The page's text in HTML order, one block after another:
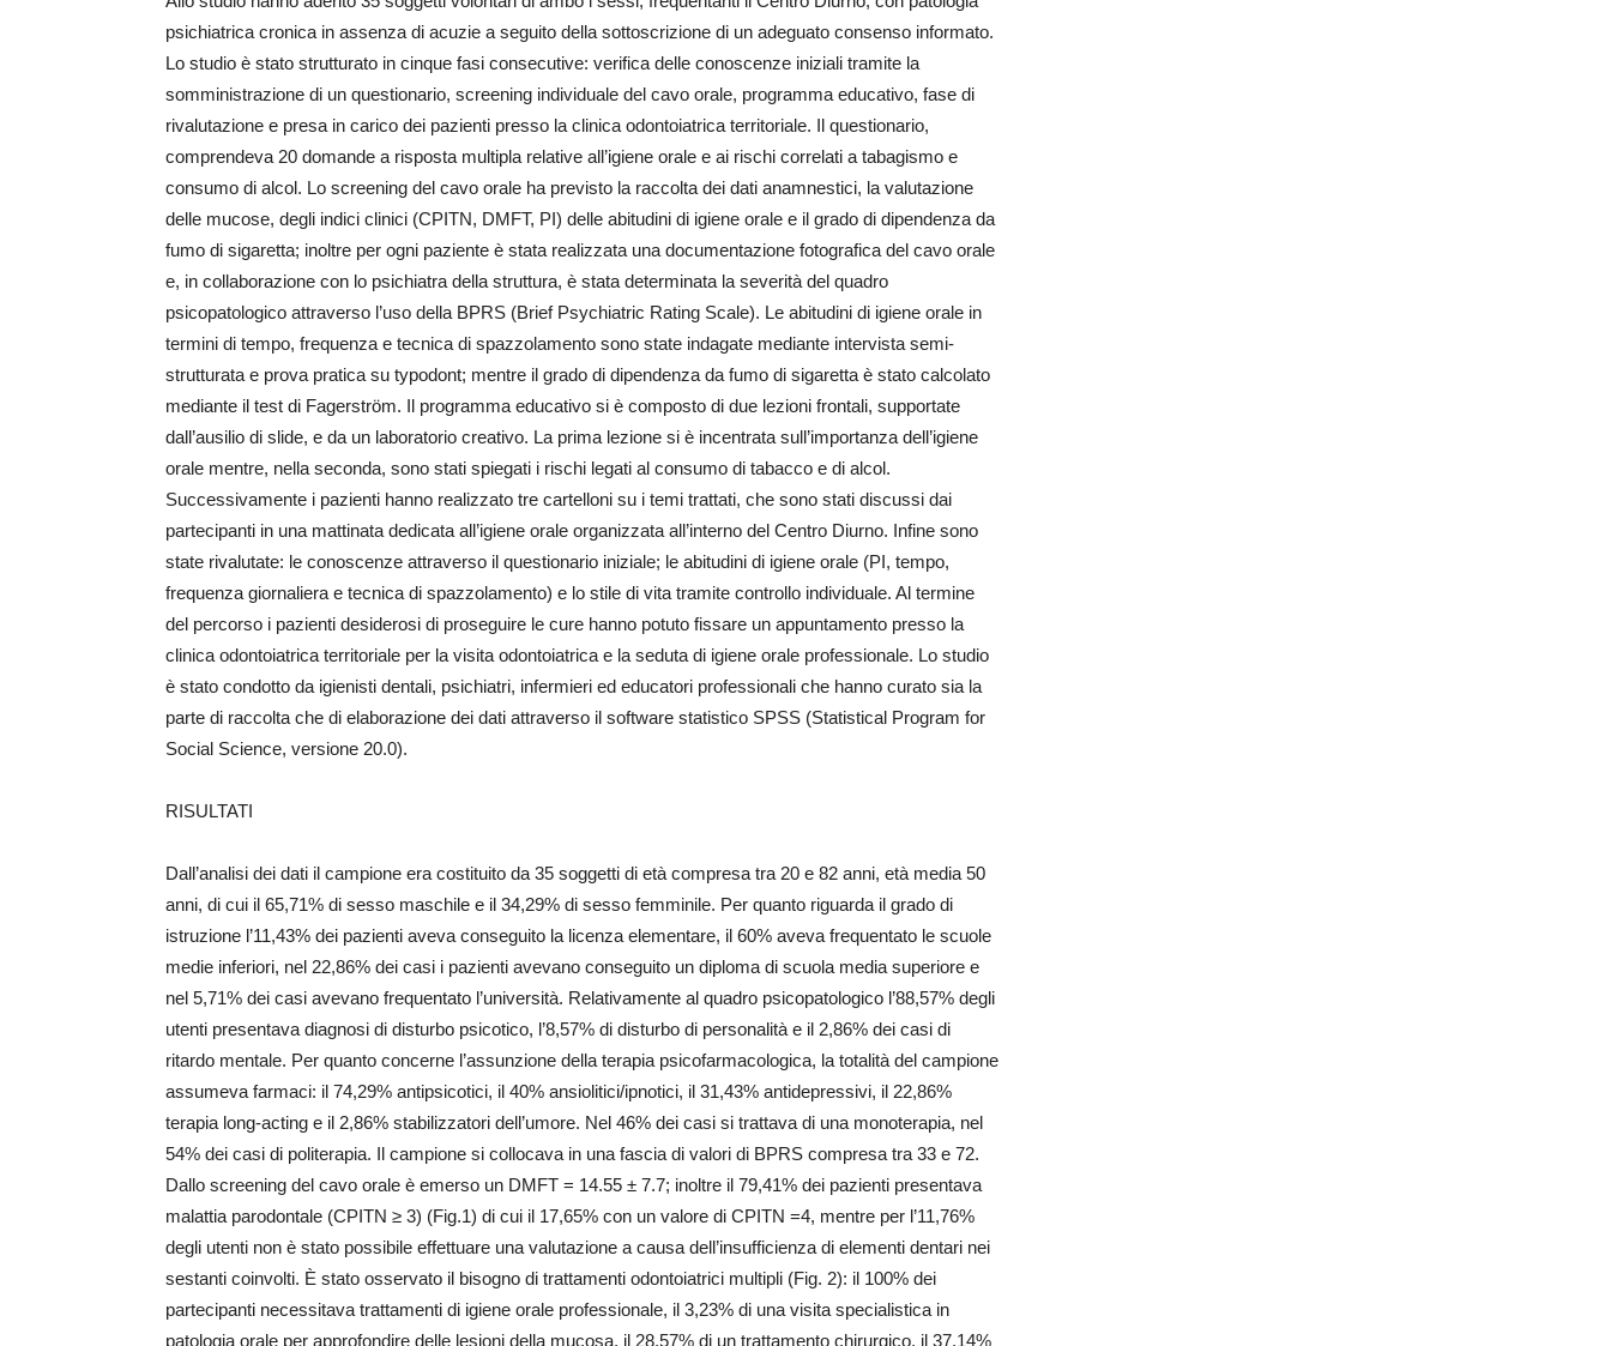
psichiatrica cronica in assenza di acuzie a seguito della sottoscrizione di un adeguato consenso informato.
Lo studio è stato strutturato in cinque fasi consecutive: verifica delle conoscenze iniziali tramite la
somministrazione di un questionario, screening individuale del cavo orale, programma educativo, fase di
rivalutazione e presa in carico dei pazienti presso la clinica odontoiatrica territoriale. Il questionario,
comprendeva 20 domande a risposta multipla relative all’igiene orale e ai rischi correlati a tabagismo e
consumo di alcol. Lo screening del cavo orale ha previsto la raccolta dei dati anamnestici, la valutazione
delle mucose, degli indici clinici (CPITN, DMFT, PI) delle abitudini di igiene orale e il grado di dipendenza da
fumo di sigaretta; inoltre per ogni paziente è stata realizzata una documentazione fotografica del cavo orale
e, in collaborazione con lo psichiatra della struttura, è stata determinata la severità del quadro
psicopatologico attraverso l’uso della BPRS (Brief Psychiatric Rating Scale). Le abitudini di igiene orale in
termini di tempo, frequenza e tecnica di spazzolamento sono state indagate mediante intervista semi-
strutturata e prova pratica su typodont; mentre il grado di dipendenza da fumo di sigaretta è stato calcolato
mediante il test di Fagerström. Il programma educativo si è composto di due lezioni frontali, supportate
dall’ausilio di slide, e da un laboratorio creativo. La prima lezione si è incentrata sull’importanza dell’igiene
orale mentre, nella seconda, sono stati spiegati i rischi legati al consumo di tabacco e di alcol.
Successivamente i pazienti hanno realizzato tre cartelloni su i temi trattati, che sono stati discussi dai
partecipanti in una mattinata dedicata all’igiene orale organizzata all’interno del Centro Diurno. Infine sono
state rivalutate: le conoscenze attraverso il questionario iniziale; le abitudini di igiene orale (PI, tempo,
frequenza giornaliera e tecnica di spazzolamento) e lo stile di vita tramite controllo individuale. Al termine
del percorso i pazienti desiderosi di proseguire le cure hanno potuto fissare un appuntamento presso la
clinica odontoiatrica territoriale per la visita odontoiatrica e la seduta di igiene orale professionale. Lo studio
è stato condotto da igienisti dentali, psichiatri, infermieri ed educatori professionali che hanno curato sia la
parte di raccolta che di elaborazione dei dati attraverso il software statistico SPSS (Statistical Program for
Social Science, versione 20.0).
RISULTATI
Dall’analisi dei dati il campione era costituito da 35 soggetti di età compresa tra 20 e 82 anni, età media 50
anni, di cui il 65,71% di sesso maschile e il 34,29% di sesso femminile. Per quanto riguarda il grado di
istruzione l’11,43% dei pazienti aveva conseguito la licenza elementare, il 60% aveva frequentato le scuole
medie inferiori, nel 22,86% dei casi i pazienti avevano conseguito un diploma di scuola media superiore e
nel 5,71% dei casi avevano frequentato l’università. Relativamente al quadro psicopatologico l’88,57% degli
utenti presentava diagnosi di disturbo psicotico, l’8,57% di disturbo di personalità e il 2,86% dei casi di
ritardo mentale. Per quanto concerne l’assunzione della terapia psicofarmacologica, la totalità del campione
assumeva farmaci: il 74,29% antipsicotici, il 40% ansiolitici/ipnotici, il 31,43% antidepressivi, il 22,86%
terapia long-acting e il 2,86% stabilizzatori dell’umore. Nel 46% dei casi si trattava di una monoterapia, nel
54% dei casi di politerapia. Il campione si collocava in una fascia di valori di BPRS compresa tra 33 e 72.
Dallo screening del cavo orale è emerso un DMFT = 14.55 ± 7.7; inoltre il 79,41% dei pazienti presentava
malattia parodontale (CPITN ≥ 3) (Fig.1) di cui il 17,65% con un valore di CPITN =4, mentre per l’11,76%
degli utenti non è stato possibile effettuare una valutazione a causa dell’insufficienza di elementi dentari nei
sestanti coinvolti. È stato osservato il bisogno di trattamenti odontoiatrici multipli (Fig. 2): il 100% dei
partecipanti necessitava trattamenti di igiene orale professionale, il 3,23% di una visita specialistica in
patologia orale per approfondire delle lesioni della mucosa, il 28,57% di un trattamento chirurgico, il 37,14%